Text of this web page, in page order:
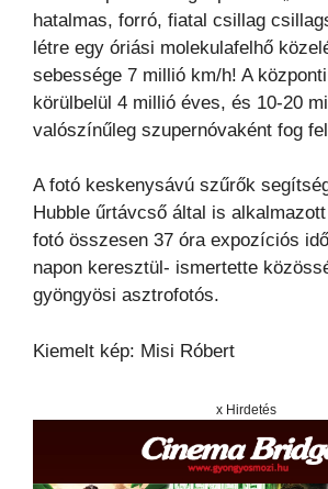
hatalmas, forró, fiatal csillag
létre egy óriási molekulafelhő
sebessége 7 millió km/h! A
körülbelül 4 millió éves, és 10-20
valószínűleg szupernóvaként fog
A fotó keskenysávú szűrők
Hubble űrtávcső által is
fotó összesen 37 óra expozíciós
napon keresztül- ismertette
gyöngyösi asztrofotós.
Kiemelt kép: Misi Róbert
x Hirdetés